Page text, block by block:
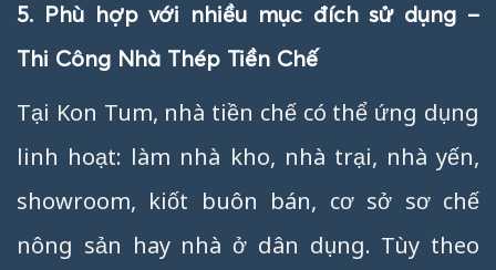
5. Phù hợp với nhiều mục đích sử dụng –
Thi Công Nhà Thép Tiền Chế
Tại Kon Tum, nhà tiền chế có thể ứng dụng
linh hoạt: làm nhà kho, nhà trại, nhà yến,
showroom, kiốt buôn bán, cơ sở sơ chế
nông sản hay nhà ở dân dụng. Tùy theo